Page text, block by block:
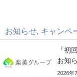
お知らせ キャンペ
「初
お知
2026年